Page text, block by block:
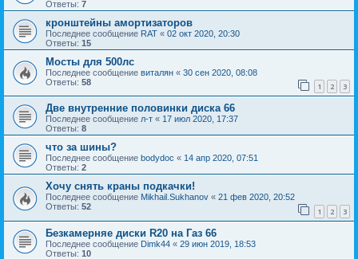
Ответы: 7
кронштейны амортизаторов
Последнее сообщение RAT « 02 окт 2020, 20:30
Ответы: 15
Мосты для 500лс
Последнее сообщение виталян « 30 сен 2020, 08:08
Ответы: 58 1 2 3
Две внутренние половинки диска 66
Последнее сообщение л-т « 17 июл 2020, 17:37
Ответы: 8
что за шины?
Последнее сообщение bodydoc « 14 апр 2020, 07:51
Ответы: 2
Хочу снять краны подкачки!
Последнее сообщение Mikhail.Sukhanov « 21 фев 2020, 20:52
Ответы: 52 1 2 3
Безкамерняе диски R20 на Газ 66
Последнее сообщение Dimk44 « 29 июн 2019, 18:53
Ответы: 10